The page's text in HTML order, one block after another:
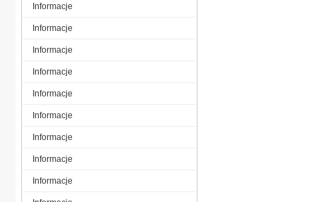
Informacje
Informacje
Informacje
Informacje
Informacje
Informacje
Informacje
Informacje
Informacje